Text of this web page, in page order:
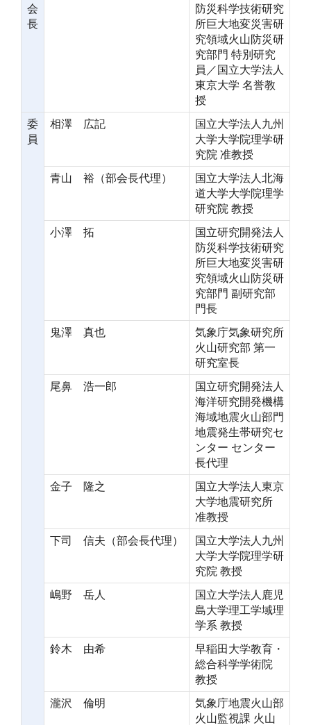
会
長
防災科学技術研究
所巨大地変災害研
究領域火山防災研
究部門 特別研究
員／国立大学法人
東京大学 名誉教
授
委
員
相澤 広記
国立大学法人九州
大学大学院理学研
究院 准教授
青山 裕（部会長代理）
国立大学法人北海
道大学大学院理学
研究院 教授
小澤 拓
国立研究開発法人
防災科学技術研究
所巨大地変災害研
究領域火山防災研
究部門 副研究部
門長
鬼澤 真也
気象庁気象研究所
火山研究部 第一
研究室長
尾鼻 浩一郎
国立研究開発法人
海洋研究開発機構
海域地震火山部門
地震発生帯研究セ
ンター センター
長代理
金子 隆之
国立大学法人東京
大学地震研究所
准教授
下司 信夫（部会長代理）
国立大学法人九州
大学大学院理学研
究院 教授
嶋野 岳人
国立大学法人鹿児
島大学理工学域理
学系 教授
鈴木 由希
早稲田大学教育・
総合科学学術院
教授
瀧沢 倫明
気象庁地震火山部
火山監視課 火山